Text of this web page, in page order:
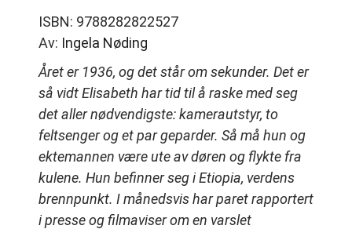
ISBN: 9788282822527
Av: Ingela Nøding
Året er 1936, og det står om sekunder. Det er
så vidt Elisabeth har tid til å raske med seg
det aller nødvendigste: kamerautstyr, to
feltsenger og et par geparder. Så må hun og
ektemannen være ute av døren og flykte fra
kulene. Hun befinner seg i Etiopia, verdens
brennpunkt. I månedsvis har paret rapportert
i presse og filmaviser om en varslet